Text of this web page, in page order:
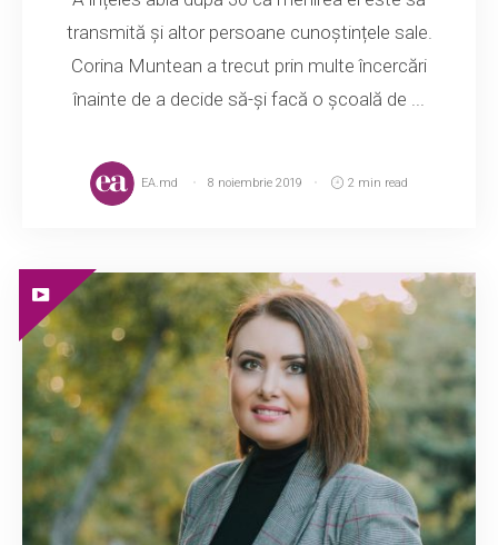
transmită și altor persoane cunoștințele sale.
Corina Muntean a trecut prin multe încercări
înainte de a decide să-și facă o școală de ...
EA.md 8 noiembrie 2019 2 min read